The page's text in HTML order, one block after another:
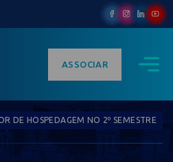
ASSOCIAR
DE HOSPEDAGEM NO 2º SEMESTRE